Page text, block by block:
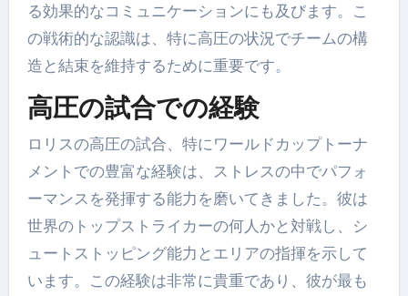
る効果的なコミュニケーションにも及びます。こ
の戦術的な認識は、特に高圧の状況でチームの構
造と結束を維持するために重要です。
高圧の試合での経験
ロリスの高圧の試合、特にワールドカップトーナ
メントでの豊富な経験は、ストレスの中でパフォ
ーマンスを発揮する能力を磨いてきました。彼は
世界のトップストライカーの何人かと対戦し、シ
ュートストッピング能力とエリアの指揮を示して
います。この経験は非常に貴重であり、彼が最も